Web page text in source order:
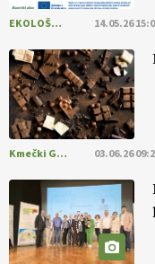
, okolje
in
@EUAgri #IMCAP #CAP
EKOLOŠKO LOGIČNO 14.05.26
Kmečki Glas 03.06.26